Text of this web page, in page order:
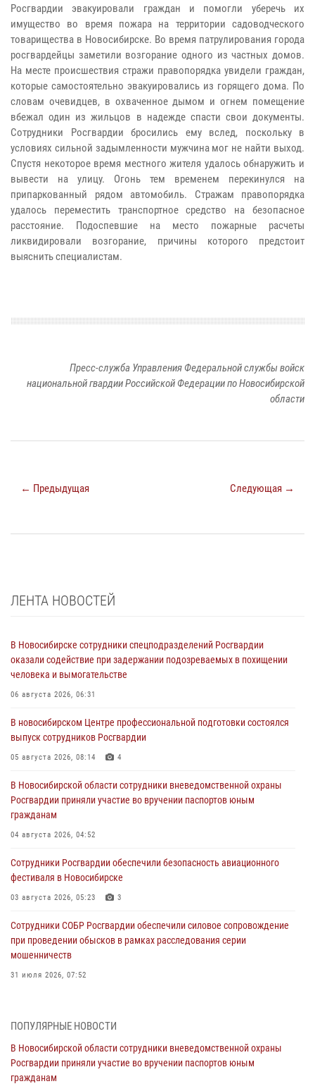
Росгвардии эвакуировали граждан и помогли уберечь их
имущество во время пожара на территории садоводческого
товарищества в Новосибирске. Во время патрулирования города
росгвардейцы заметили возгорание одного из частных домов.
На месте происшествия стражи правопорядка увидели граждан,
которые самостоятельно эвакуировались из горящего дома. По
словам очевидцев, в охваченное дымом и огнем помещение
вбежал один из жильцов в надежде спасти свои документы.
Сотрудники Росгвардии бросились ему вслед, поскольку в
условиях сильной задымленности мужчина мог не найти выход.
Спустя некоторое время местного жителя удалось обнаружить и
вывести на улицу. Огонь тем временем перекинулся на
припаркованный рядом автомобиль. Стражам правопорядка
удалось переместить транспортное средство на безопасное
расстояние. Подоспевшие на место пожарные расчеты
ликвидировали возгорание, причины которого предстоит
выяснить специалистам.
Пресс-служба Управления Федеральной службы войск
национальной гвардии Российской Федерации по Новосибирской
области
← Предыдущая Следующая →
ЛЕНТА НОВОСТЕЙ
В Новосибирске сотрудники спецподразделений Росгвардии
оказали содействие при задержании подозреваемых в похищении
человека и вымогательстве
06 августа 2026, 06:31
В новосибирском Центре профессиональной подготовки состоялся
выпуск сотрудников Росгвардии
05 августа 2026, 08:14 4
В Новосибирской области сотрудники вневедомственной охраны
Росгвардии приняли участие во вручении паспортов юным
гражданам
04 августа 2026, 04:52
Сотрудники Росгвардии обеспечили безопасность авиационного
фестиваля в Новосибирске
03 августа 2026, 05:23 3
Сотрудники СОБР Росгвардии обеспечили силовое сопровождение
при проведении обысков в рамках расследования серии
мошенничеств
31 июля 2026, 07:52
При силовой поддержке бойцов ОМОН и СОБР Росгвардии
пресечена деятельность группы лиц, причастных к мошенничеству
ПОПУЛЯРНЫЕ НОВОСТИ
В Новосибирской области сотрудники вневедомственной охраны
Росгвардии приняли участие во вручении паспортов юным
гражданам